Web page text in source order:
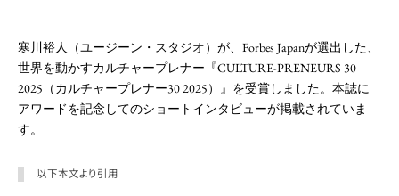
寒川裕人（ユージーン・スタジオ）が、Forbes Japanが選出した、
世界を動かすカルチャープレナー『CULTURE-PRENEURS 30
2025（カルチャープレナー30 2025）』を受賞しました。本誌に
アワードを記念してのショートインタビューが掲載されていま
す。
以下本文より引用